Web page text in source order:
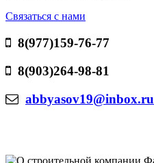
Связаться с нами
8(977)159-76-77
8(903)264-98-81
abbyasov19@inbox.ru